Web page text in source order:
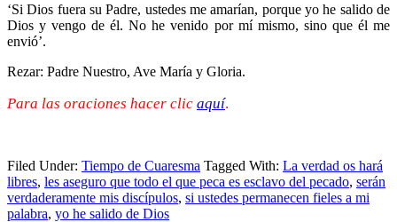
‘Si Dios fuera su Padre, ustedes me amarían, porque yo he salido de
Dios y vengo de él. No he venido por mí mismo, sino que él me
envió’.
Rezar: Padre Nuestro, Ave María y Gloria.
Para las oraciones hacer clic aquí.
Filed Under: Tiempo de Cuaresma Tagged With: La verdad os hará
libres, les aseguro que todo el que peca es esclavo del pecado, serán
verdaderamente mis discípulos, si ustedes permanecen fieles a mi
palabra, yo he salido de Dios